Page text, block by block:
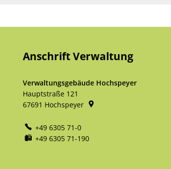
Anschrift Verwaltung
Verwaltungsgebäude Hochspeyer
Hauptstraße 121
67691 Hochspeyer
+49 6305 71-0
+49 6305 71-190